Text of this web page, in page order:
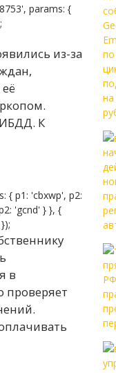
params: {
из-за
К
{ p1: 'cbxwp', p2:
'gcnd' } }, {
в
проверяет